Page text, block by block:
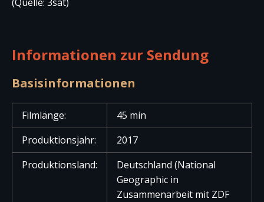
Informationen zur Sendung
Basisinformationen
Filmlänge:
45 min
Produktionsjahr:
2017
Produktionsland:
Deutschland (National
Geographic in
Zusammenarbeit mit ZDF